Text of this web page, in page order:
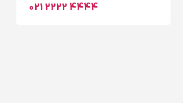
021 2222 4444